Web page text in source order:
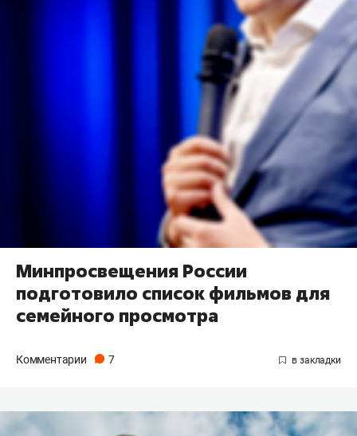
Минпросвещения России
подготовило список фильмов для
семейного просмотра
Комментарии 7